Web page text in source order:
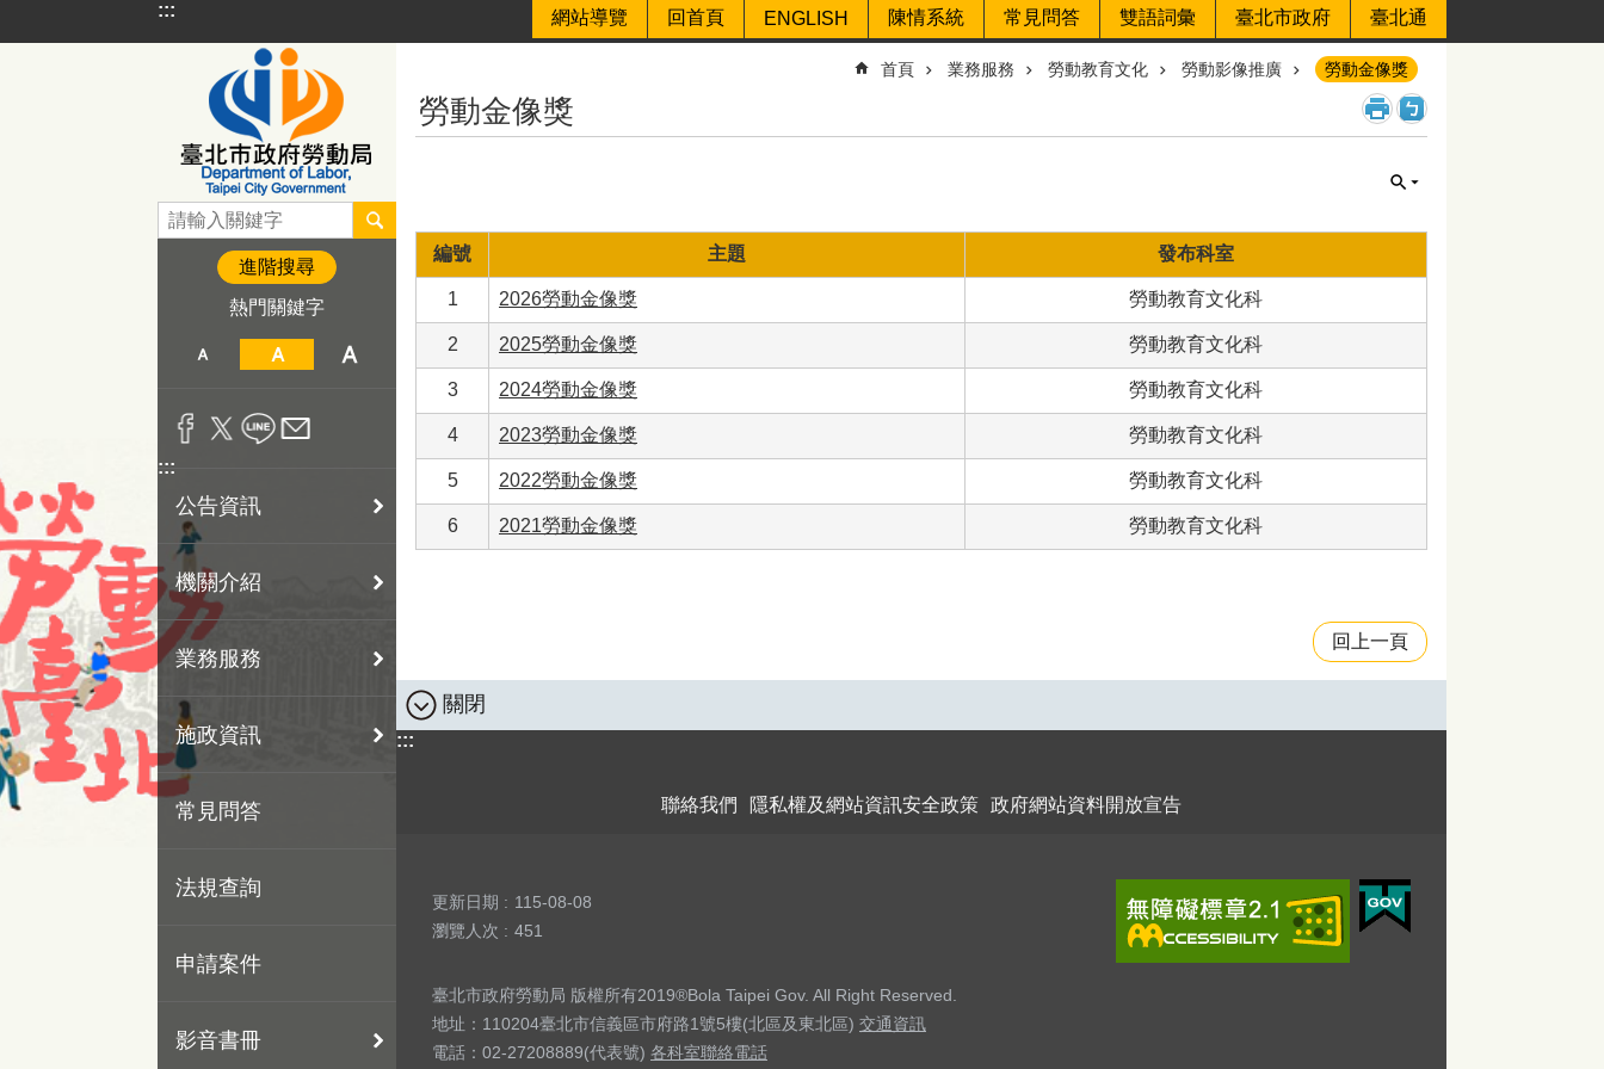
跳到主要內容區塊
::: 網站導覽 回首頁 ENGLISH 陳情系統 常見問答 雙語詞彙 臺北市政府 臺北通
進階搜尋
熱門關鍵字
:::
公告資訊
機關介紹
業務服務
施政資訊
常見問答
法規查詢
申請案件
影音書冊
首頁 業務服務 勞動教育文化 勞動影像推廣 勞動金像獎
勞動金像獎
編號 主題 發布科室
1 2026勞動金像獎 勞動教育文化科
2 2025勞動金像獎 勞動教育文化科
3 2024勞動金像獎 勞動教育文化科
4 2023勞動金像獎 勞動教育文化科
5 2022勞動金像獎 勞動教育文化科
6 2021勞動金像獎 勞動教育文化科
回上一頁
關閉
:::
聯絡我們 隱私權及網站資訊安全政策 政府網站資料開放宣告
更新日期
115-08-08
瀏覽人次
451
臺北市政府勞動局 版權所有2019®Bola Taipei Gov. All Right Reserved.
地址：110204臺北市信義區市府路1號5樓(北區及東北區) 交通資訊
電話：02-27208889(代表號) 各科室聯絡電話